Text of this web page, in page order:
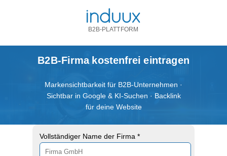
B2B-Firma kostenfrei eintragen
B2B-PLATTFORM
Vollständiger Name der Firma *
Markensichtbarkeit für B2B-Unternehmen ·
Sichtbar in Google & KI-Suchen · Backlink
für deine Website